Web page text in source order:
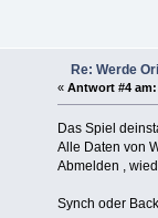
Re: Werde
« Antwort #4 am:
Das Spiel
Alle Daten von
Abmelden ,
Synch oder